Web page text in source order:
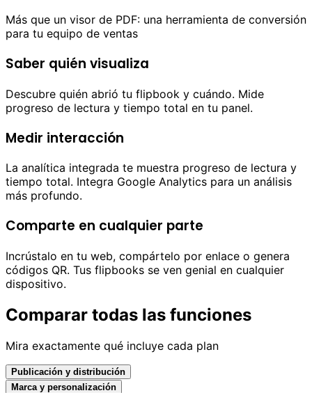
Más que un visor de PDF: una herramienta de conversión
para tu equipo de ventas
Saber quién visualiza
Descubre quién abrió tu flipbook y cuándo. Mide
progreso de lectura y tiempo total en tu panel.
Medir interacción
La analítica integrada te muestra progreso de lectura y
tiempo total. Integra Google Analytics para un análisis
más profundo.
Comparte en cualquier parte
Incrústalo en tu web, compártelo por enlace o genera
códigos QR. Tus flipbooks se ven genial en cualquier
dispositivo.
Comparar todas las funciones
Mira exactamente qué incluye cada plan
Publicación y distribución
Marca y personalización